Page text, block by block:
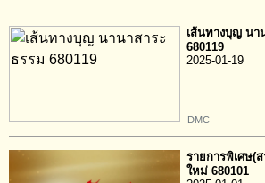
เส้นทางบุญ นา
680119
2025-01-19
DMC
รายการพิเศษ(
ใหม่ 680101